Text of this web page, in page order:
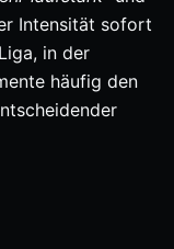
Intensität sofort
in der
häufig den